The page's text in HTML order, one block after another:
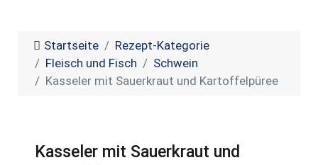
Startseite
Rezept-Kategorie
Fleisch und Fisch
Schwein
Kasseler mit Sauerkraut und Kartoffelpüree
Kasseler mit Sauerkraut und